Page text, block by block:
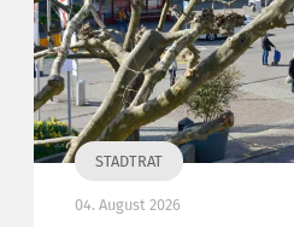
STADTRAT
04. August 2026